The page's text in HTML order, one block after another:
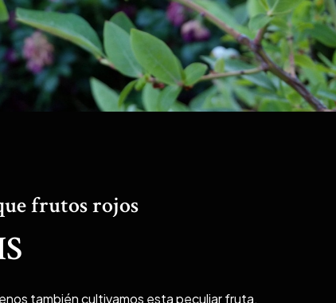
frutos rojos
también cultivamos esta peculiar fruta.